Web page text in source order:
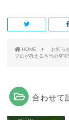
HOME
お知ら
プロが教える本当の空
合わせて